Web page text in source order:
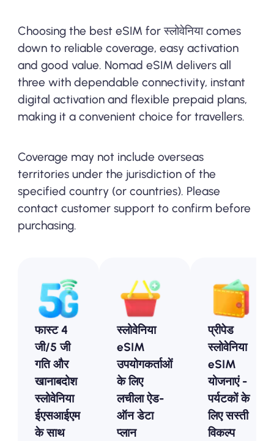
Choosing the best eSIM for स्लोवेनिया comes
down to reliable coverage, easy activation
and good value. Nomad eSIM delivers all
three with dependable connectivity, instant
digital activation and flexible prepaid plans,
making it a convenient choice for travellers.
Coverage may not include overseas
territories under the jurisdiction of the
specified country (or countries). Please
contact customer support to confirm before
purchasing.
फास्ट 4
जी/5 जी
गति और
खानाबदोश
स्लोवेनिया
ईएसआईएम
के साथ
स्लोवेनिया
eSIM
उपयोगकर्ताओं
के लिए
लचीला ऐड-
ऑन डेटा
प्लान
प्रीपेड
स्लोवेनिया
eSIM
योजनाएं -
पर्यटकों के
लिए सस्ती
विकल्प